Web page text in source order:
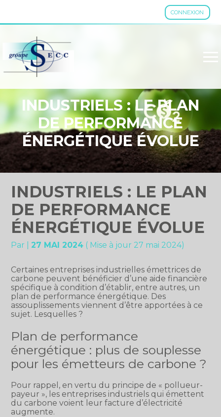
CONNEXION
Aller
INDUSTRIELS : LE PLAN
DE PERFORMANCE
ÉNERGÉTIQUE ÉVOLUE
INDUSTRIELS : LE PLAN
DE PERFORMANCE
ÉNERGÉTIQUE ÉVOLUE
Par 27 MAI 2024 ( Mise à jour 27 mai 2024)
Certaines entreprises industrielles émettrices de
carbone peuvent bénéficier d’une aide financière
spécifique à condition d’établir, entre autres, un
plan de performance énergétique. Des
assouplissements viennent d’être apportées à ce
sujet. Lesquelles ?
Plan de performance
énergétique : plus de souplesse
pour les émetteurs de carbone ?
Pour rappel, en vertu du principe de « pollueur-
payeur », les entreprises industriels qui émettent
du carbone voient leur facture d’électricité
augmente.